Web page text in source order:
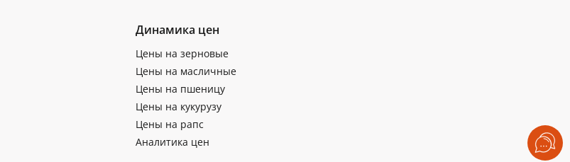
Динамика цен
Цены на зерновые
Цены на масличные
Цены на пшеницу
Цены на кукурузу
Цены на рапс
Аналитика цен